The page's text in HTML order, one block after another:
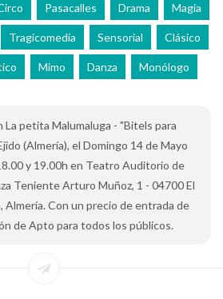
Pasacalles Drama Magia
Tragicomedia Sensorial Clásico
Mimo Danza Monólogo
La petita Malumaluga - "Bitels para
(Almería), el Domingo 14 de Mayo
y 19.00h en Teatro Auditorio de
Teniente Arturo Muñoz, 1 - 04700 El
Almería. Con un precio de entrada de
de Apto para todos los públicos.